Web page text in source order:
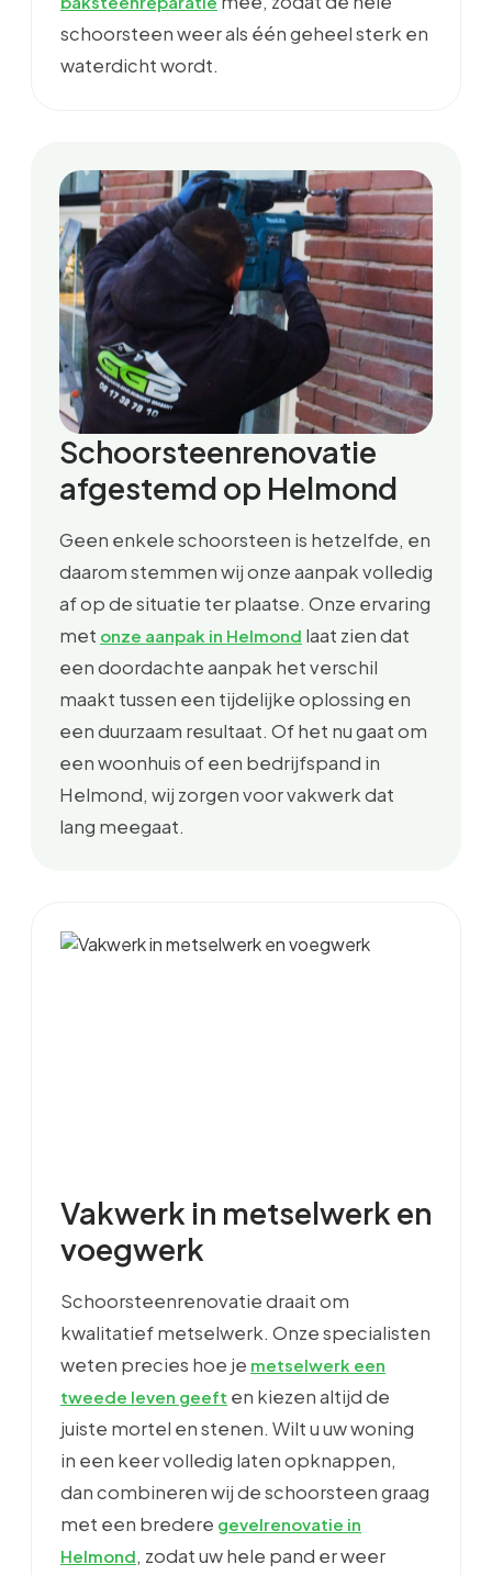
schoorsteen weer als één geheel sterk en
waterdicht wordt.
Schoorsteenrenovatie
afgestemd op Helmond
Geen enkele schoorsteen is hetzelfde, en
daarom stemmen wij onze aanpak volledig
af op de situatie ter plaatse. Onze ervaring
met onze aanpak in Helmond laat zien dat
een doordachte aanpak het verschil
maakt tussen een tijdelijke oplossing en
een duurzaam resultaat. Of het nu gaat om
een woonhuis of een bedrijfspand in
Helmond, wij zorgen voor vakwerk dat
lang meegaat.
Vakwerk in metselwerk en
voegwerk
Schoorsteenrenovatie draait om
kwalitatief metselwerk. Onze specialisten
weten precies hoe je metselwerk een
tweede leven geeft en kiezen altijd de
juiste mortel en stenen. Wilt u uw woning
in een keer volledig laten opknappen,
dan combineren wij de schoorsteen graag
met een bredere gevelrenovatie in
Helmond, zodat uw hele pand er weer